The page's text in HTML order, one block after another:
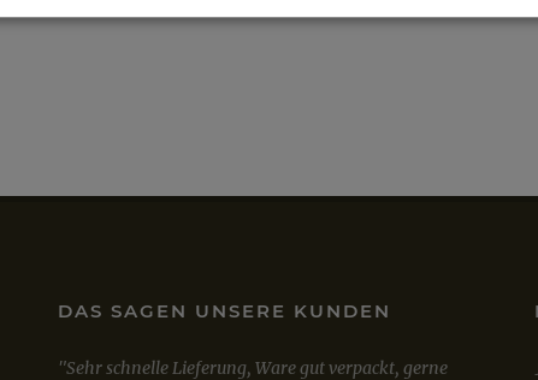
DAS SAGEN UNSERE KUNDEN
Sehr schnelle Lieferung, Ware gut verpackt, gerne
Mit